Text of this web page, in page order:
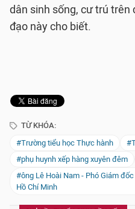
dân sinh sống, cư trú trên
đạo này cho biết.
TỪ KHÓA:
#Trường tiểu học Thực hành
#phụ huynh xếp hàng xuyên đêm
#ông Lê Hoài Nam - Phó Giám
Hồ Chí Minh